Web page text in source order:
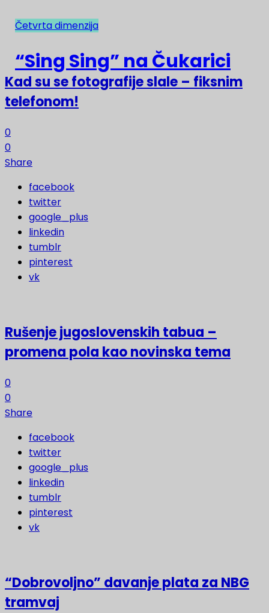
NAJNOVIJE
Kad su se fotografije slale – fiksnim
telefonom!
0
0
Share
facebook
twitter
google_plus
linkedin
tumblr
pinterest
vk
Rušenje jugoslovenskih tabua –
promena pola kao novinska tema
0
0
Share
facebook
twitter
google_plus
linkedin
tumblr
pinterest
vk
“Dobrovoljno” davanje plata za NBG
tramvaj
Četvrta dimenzija
“Sing Sing” na Čukarici